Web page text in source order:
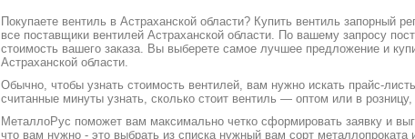
Покупаете вентиль в Астраханской области? Купить вентиль
все поставщики вентилей Астраханской области. По вашему запросу
стоимость вашего заказа. Вы выберете самое лучшее предложение и
Астраханской области.
Обычно, чтобы узнать стоимость вентилей, вам нужно искать прайс-
считанные минуты узнать, сколько стоит вентиль — оптом или в розницу,
МеталлоРус поможет вам максимально четко сформировать заявку и
что вам нужно - это выбрать из списка нужный вам сорт